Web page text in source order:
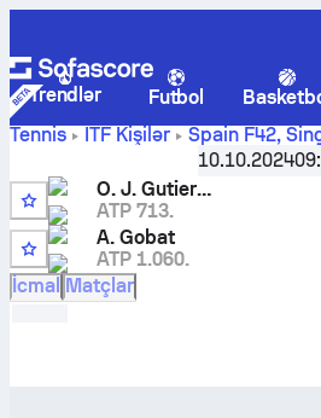
Trendlər Futbol
Tennis
ITF Kişilər Spain F42,
-Adrien
başabaş mübarizə nəticələri
10.10.2024
O. J. Gutierrez
ATP 713.
A. Gobat
ATP 1.060.
İcmal Matçlar